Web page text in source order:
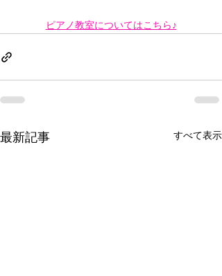
ピアノ教室についてはこちら♪
最新記事 すべて表示